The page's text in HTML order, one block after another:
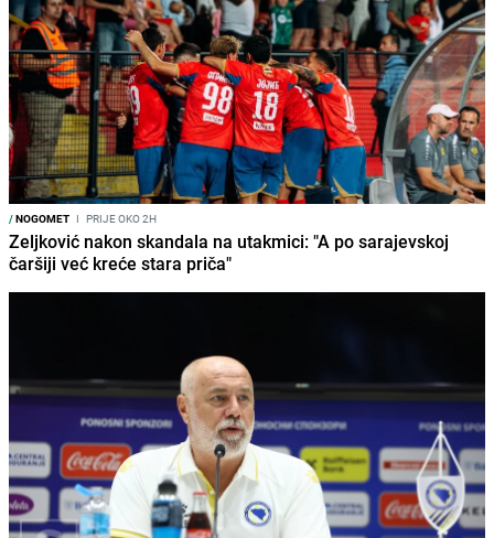
/NOGOMET I PRIJE OKO 2H
Zeljković nakon skandala na utakmici: "A po sarajevskoj
čaršiji već kreće stara priča"